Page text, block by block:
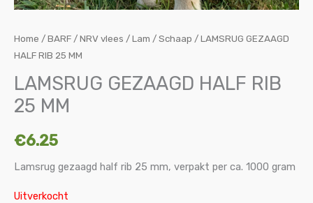
Home /BARF / NRV vlees /Lam / Schaap / LAMSRUG GEZAAGD
HALF RIB 25 MM
LAMSRUG GEZAAGD HALF RIB
25 MM
€6.25
Lamsrug gezaagd half rib 25 mm, verpakt per ca. 1000 gram
Uitverkocht